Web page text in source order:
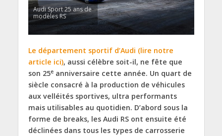
Audi Sport 25 ans de
modèles RS
Le département sportif d’Audi (lire notre
article ici), aussi célèbre soit-il, ne fête que
son 25eanniversaire cette année. Un quart de
siècle consacré à la production de véhicules
aux velléités sportives, ultra performants
mais utilisables au quotidien. D’abord sous la
forme de breaks, les Audi RS ont ensuite été
déclinées dans tous les types de carrosserie